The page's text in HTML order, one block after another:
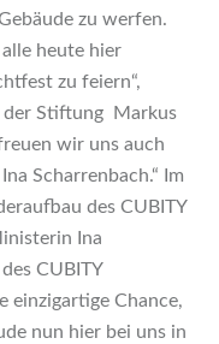
zu werfen.
alle heute hier
zu feiern“,
der Stiftung Markus
wir uns auch
Scharrenbach.“ Im
des CUBITY
Ina
CUBITY
einzigartige Chance,
nun hier bei uns in